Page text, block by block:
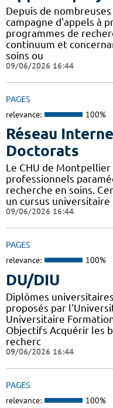
Depuis de nombreuses
campagne d'appels à
programmes de
continuum et
soins ou
09/06/2026 16:44
PAGES
relevance: 100%
Réseau
Doctorats
Le CHU de
professionnels
recherche en soins.
un cursus
09/06/2026 16:44
PAGES
relevance: 100%
DU/DIU
Diplômes
proposés par
Universitaire
Objectifs Acquérir les
recherc
09/06/2026 16:44
PAGES
relevance: 100%